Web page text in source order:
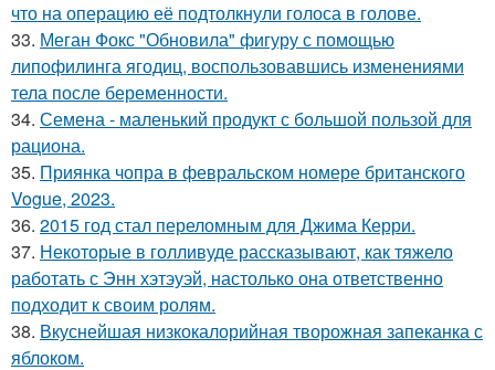
что на операцию её подтолкнули голоса в голове.
33. Меган Фокс "Обновила" фигуру с помощью
липофилинга ягодиц, воспользовавшись изменениями
тела после беременности.
34. Семена - маленький продукт с большой пользой для
рациона.
35. Приянка чопра в февральском номере британского
Vogue, 2023.
36. 2015 год стал переломным для Джима Керри.
37. Некоторые в голливуде рассказывают, как тяжело
работать с Энн хэтэуэй, настолько она ответственно
подходит к своим ролям.
38. Вкуснейшая низкокалорийная творожная запеканка с
яблоком.